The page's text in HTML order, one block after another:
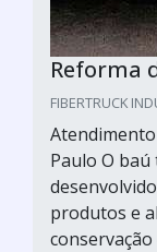
Reforma
FIBERTRUCK
Paulo O
produtos e